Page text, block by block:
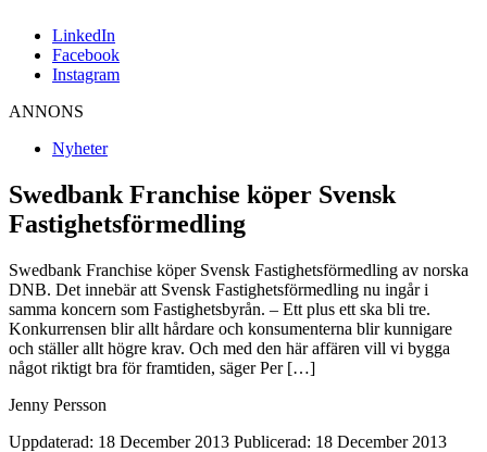
LinkedIn
Facebook
Instagram
ANNONS
Nyheter
Swedbank Franchise köper Svensk
Fastighetsförmedling
Swedbank Franchise köper Svensk Fastighetsförmedling av norska
DNB. Det innebär att Svensk Fastighetsförmedling nu ingår i
samma koncern som Fastighetsbyrån. – Ett plus ett ska bli tre.
Konkurrensen blir allt hårdare och konsumenterna blir kunnigare
och ställer allt högre krav. Och med den här affären vill vi bygga
något riktigt bra för framtiden, säger Per […]
Jenny Persson
Uppdaterad: 18 December 2013 Publicerad: 18 December 2013